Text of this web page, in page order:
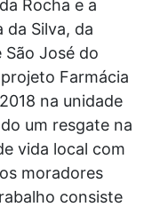
Rocha e a
da Silva, da
São José do
Farmácia
na unidade
um resgate na
vida local com
moradores
consiste